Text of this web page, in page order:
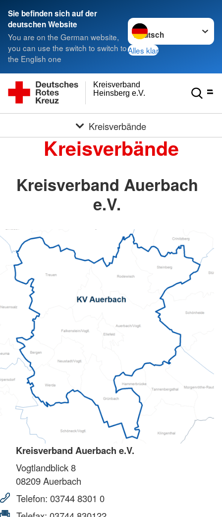
Sie befinden sich auf der
deutschen Website
You are on the German website,
you can use the switch to switch to
the English one
Sprache wechseln zu
Alles klar
Heinsberg e.V.
Kreisverband
Kreisverbände
Kreisverbände
Kreisverband Auerbach
e.V.
Kreisverband Auerbach e.V.
Vogtlandblick 8
08209Auerbach
Telefon: 03744 8301 0